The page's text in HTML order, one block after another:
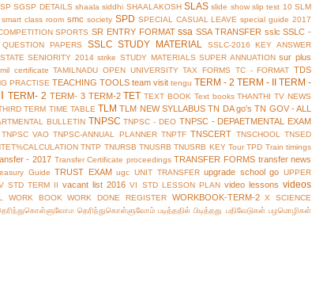
SGSP DETAILS shaala siddhi SHAALAKOSH SLAS slide show slip test 10 SLM
smart class room smc society SPD SPECIAL CASUAL LEAVE special guide 2017
SPORTS SR ENTRY FORMAT ssa SSA TRANSFER sslc SSLC -
PAPERS SSLC STUDY MATERIAL
SSLC-2016 KEY ANSWER
STATE SENIORITY 2014 strike STUDY MATERIALS SUPER ANNUATION sur plus
certificate TAMILNADU OPEN UNIVERSITY TAX FORMS TC - FORMAT TDS
PRACTISE TEACHING TOOLS team visit tengu TERM - 2 TERM - II
TERM -
TERM- 2 TERM- 3 TERM-2 TET TEXT BOOK Text books THANTHI TV NEWS
TERM TIME TABLE TLM TLM NEW SYLLABUS TN DA go's TN GOV - ALL
BULLETIN TNPSC TNPSC - DEO TNPSC - DEPAETMENTAL EXAM
TNPSC VAO TNPSC-ANNUAL PLANNER TNPTF TNSCERT TNSCHOOL TNSED
TNTP TNURSB TNUSRB TNUSRB KEY Tour TPD Train timings
- 2017 Transfer Certificate proceedings TRANSFER FORMS transfer news
Guide TRUST EXAM ugc UNIT TRANSFER upgrade school go UPPER
STD TERM II vacant list 2016 VI STD LESSON PLAN video lessons videos
WORK BOOK WORK DONE REGISTER WORKBOOK-TERM-2
X SCIENCE
தெரிந்துகொள்ளுவோம் படித்ததில் பிடித்தது பதிவேடுகள் பழமொழிகள்